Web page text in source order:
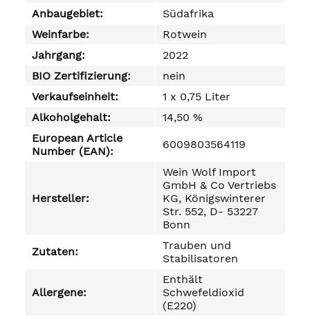
Anbaugebiet:
Südafrika
Weinfarbe:
Rotwein
Jahrgang:
2022
BIO Zertifizierung:
nein
Verkaufseinheit:
1 x 0,75 Liter
Alkoholgehalt:
14,50 %
European Article
Number (EAN):
6009803564119
Hersteller:
Wein Wolf Import
GmbH & Co Vertriebs
KG, Königswinterer
Str. 552, D- 53227
Bonn
Zutaten:
Trauben und
Stabilisatoren
Allergene:
Enthält
Schwefeldioxid
(E220)